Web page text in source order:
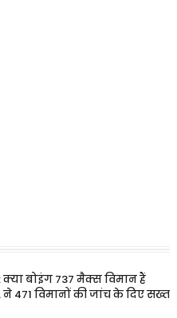
क्या बोइंग 737 मैक्स विमान हैं
ने 471 विमानों की जांच के दिए सख्त